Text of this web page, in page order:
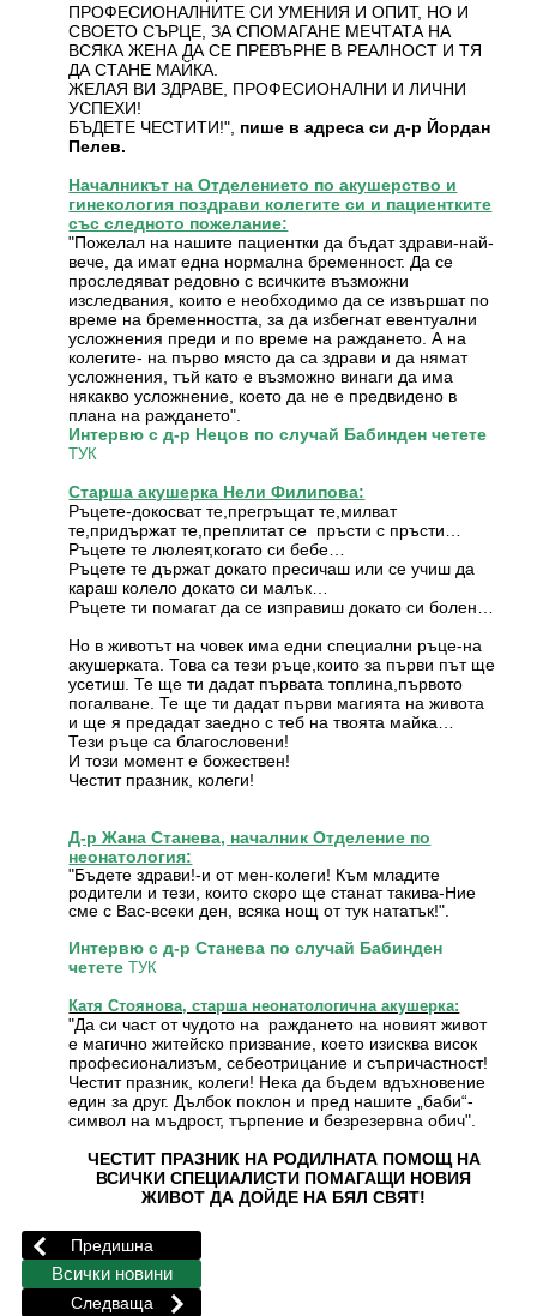
ПРОФЕСИОНАЛНИТЕ СИ УМЕНИЯ И ОПИТ, НО И
СВОЕТО СЪРЦЕ, ЗА СПОМАГАНЕ МЕЧТАТА НА
ВСЯКА ЖЕНА ДА СЕ ПРЕВЪРНЕ В РЕАЛНОСТ И ТЯ
ДА СТАНЕ МАЙКА.
ЖЕЛАЯ ВИ ЗДРАВЕ, ПРОФЕСИОНАЛНИ И ЛИЧНИ
УСПЕХИ!
БЪДЕТЕ ЧЕСТИТИ!", пише в адреса си д-р Йордан
Пелев.
Началникът на Отделението по акушерство и
гинекология поздрави колегите си и пациентките
със следното пожелание:
"Пожелал на нашите пациентки да бъдат здрави-най-
вече, да имат една нормална бременност. Да се
проследяват редовно с всичките възможни
изследвания, които е необходимо да се извършат по
време на бременността, за да избегнат евентуални
усложнения преди и по време на раждането. А на
колегите- на първо място да са здрави и да нямат
усложнения, тъй като е възможно винаги да има
някакво усложнение, което да не е предвидено в
плана на раждането".
Интервю с д-р Нецов по случай Бабинден четете
ТУК
Старша акушерка Нели Филипова:
Ръцете-докосват те,прегръщат те,милват
те,придържат те,преплитат се пръсти с пръсти…
Ръцете те люлеят,когато си бебе…
Ръцете те държат докато пресичаш или се учиш да
караш колело докато си малък…
Ръцете ти помагат да се изправиш докато си болен…
Но в животът на човек има едни специални ръце-на
акушерката. Това са тези ръце,които за първи път ще
усетиш. Те ще ти дадат първата топлина,първото
погалване. Те ще ти дадат първи магията на живота
и ще я предадат заедно с теб на твоята майка…
Тези ръце са благословени!
И този момент е божествен!
Честит празник, колеги!
Д-р Жана Станева, началник Отделение по
неонатология:
"Бъдете здрави!-и от мен-колеги! Към младите
родители и тези, които скоро ще станат такива-Ние
сме с Вас-всеки ден, всяка нощ от тук нататък!".
Интервю с д-р Станева по случай Бабинден
чететеТУК
Катя Стоянова, старша неонатологична акушерка:
"Да си част от чудото на раждането на новият живот
е магично житейско призвание, което изисква висок
професионализъм, себеотрицание и съпричастност!
Честит празник, колеги! Нека да бъдем вдъхновение
един за друг. Дълбок поклон и пред нашите „баби“-
символ на мъдрост, търпение и безрезервна обич".
ЧЕСТИТ ПРАЗНИК НА РОДИЛНАТА ПОМОЩ НА
ВСИЧКИ СПЕЦИАЛИСТИ ПОМАГАЩИ НОВИЯ
ЖИВОТ ДА ДОЙДЕ НА БЯЛ СВЯТ!